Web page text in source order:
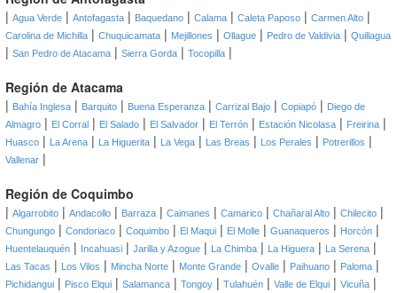
| Agua Verde | Antofagasta | Baquedano | Calama | Caleta Paposo | Carmen Alto |
Carolina de Michilla | Chuquicamata | Mejillones | Ollague | Pedro de Valdivia | Quillagua
| San Pedro de Atacama | Sierra Gorda | Tocopilla |
Región de Atacama
| Bahía Inglesa | Barquito | Buena Esperanza | Carrizal Bajo | Copiapó | Diego de
Almagro | El Corral | El Salado | El Salvador | El Terrón | Estación Nicolasa | Freirina |
Huasco | La Arena | La Higuerita | La Vega | Las Breas | Los Perales | Potrerillos |
Vallenar |
Región de Coquimbo
| Algarrobito | Andacollo | Barraza | Caimanes | Camarico | Chañaral Alto | Chilecito |
Chungungo | Condoriaco | Coquimbo | El Maqui | El Molle | Guanaqueros | Horcón |
Huentelauquén | Incahuasi | Jarilla y Azogue | La Chimba | La Higuera | La Serena |
Las Tacas | Los Vilos | Mincha Norte | Monte Grande | Ovalle | Paihuano | Paloma |
Pichidangui | Pisco Elqui | Salamanca | Tongoy | Tulahuén | Valle de Elqui | Vicuña |